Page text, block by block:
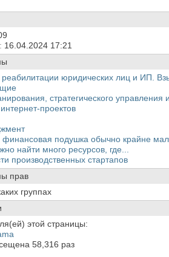
16.04.2024 17:21
проектов
производственных стартапов
прав
группах
этой страницы:
58,316 раз